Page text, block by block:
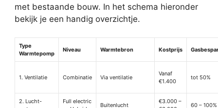
met bestaande bouw. In het schema hieronder
bekijk je een handig overzichtje.
Type
Warmtepomp
Niveau Warmtebron Kostprijs
1. Ventilatie Combinatie Via ventilatie
Vanaf
€1.400
tot 50%
2. Lucht-
Full electric
Buitenlucht
€3.000 –
60 – 100%